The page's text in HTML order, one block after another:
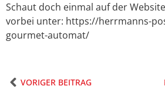
Schaut doch einmal auf der
vorbei unter: https://herrmanns-
gourmet-automat/
VORIGER BEITRAG